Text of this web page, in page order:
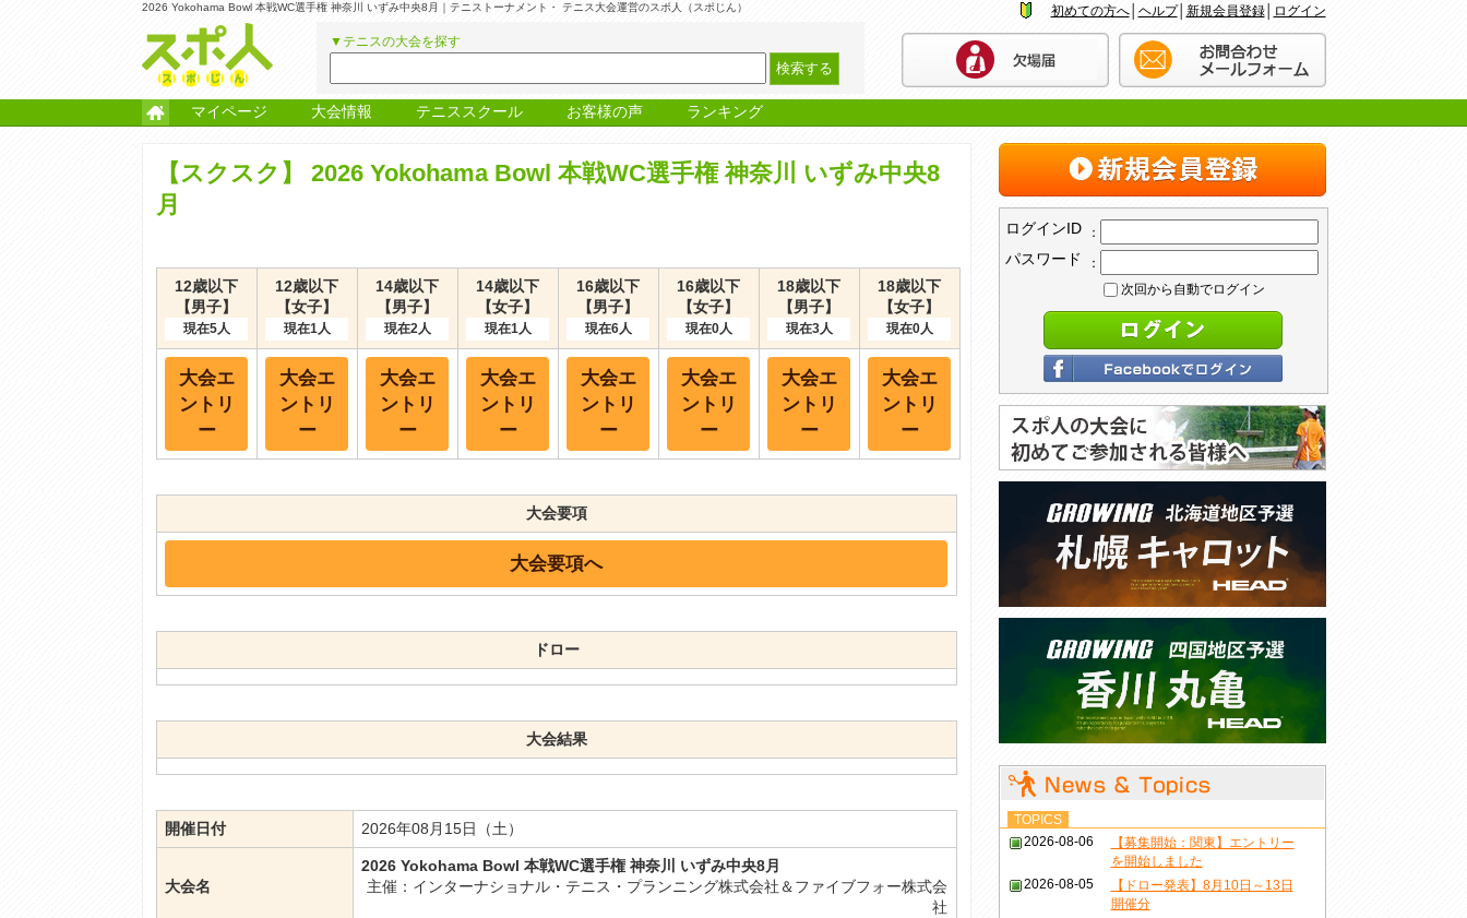
2026 Yokohama Bowl 本戦WC選手権 神奈川 いずみ中央8月｜テニストーナメント・ テニス大会運営のスポ人（スポじん） 初めての方へ│ ヘルプ│ 新規会員登録│
ログイン
▼テニスの大会を探す
マイページ 大会情報 テニススクール お客様の声 ランキング
【スクスク】
2026 Yokohama Bowl 本戦WC選手権 神奈川 いずみ中央8
月
12歳以下
【男子】
現在5人
12歳以下
【女子】
現在1人
14歳以下
【男子】
現在2人
14歳以下
【女子】
現在1人
16歳以下
【男子】
現在6人
16歳以下
【女子】
現在0人
18歳以下
【男子】
現在3人
18歳以下
【女子】
現在0人
大会エ
ントリ
ー
大会エ
ントリ
ー
大会エ
ントリ
ー
大会エ
ントリ
ー
大会エ
ントリ
ー
大会エ
ントリ
ー
大会エ
ントリ
ー
大会エ
ントリ
ー
大会要項
大会要項へ
ドロー
大会結果
開催日付 2026年08月15日（土）
大会名
2026 Yokohama Bowl 本戦WC選手権 神奈川 いずみ中央8月
主催：インターナショナル・テニス・プランニング株式会社＆ファイブフォー株式会
社
ログインID ：
パスワード
：
次回から自動でログイン
TOPICS
2026-08-06
【募集開始：関東】エントリー
を開始しました
2026-08-05
【ドロー発表】8月10日～13日
開催分